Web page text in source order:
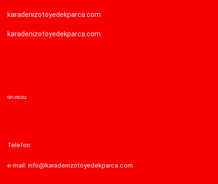
karadenizotoyedekparca.com
karadenizotoyedekparca.com
play games
Telefon:
e-mail: info@karadenizotoyedekparca.com